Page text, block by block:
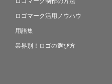
ロゴマーク活用ノウハウ
用語集
業界別！ロゴの選び方